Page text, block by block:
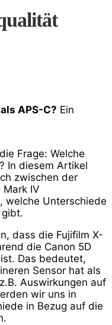
APS-C? Ein
Frage: Welche
In diesem Artikel
zwischen der
Mark IV
welche Unterschiede
dass die Fujifilm X-
die Canon 5D
Das bedeutet,
Sensor hat als
Auswirkungen auf
wir uns in
in Bezug auf die